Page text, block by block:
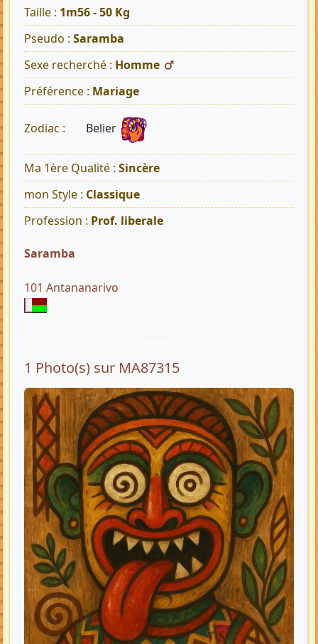
Taille : 1m56 - 50 Kg
Pseudo : Saramba
Sexe recherché : Homme
Préférence : Mariage
Zodiac : Belier
Ma 1ère Qualité : Sincère
mon Style : Classique
Profession : Prof. liberale
Saramba
101 Antananarivo
1 Photo(s) sur MA87315